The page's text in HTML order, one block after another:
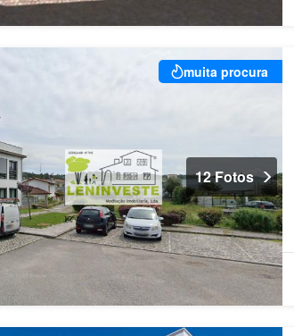
muita procura
12 Fotos